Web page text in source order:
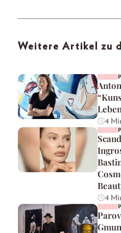
Weitere Artikel zu
4
4